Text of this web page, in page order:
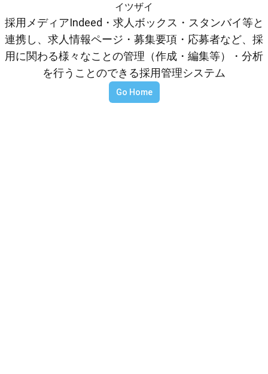
イツザイ
採用メディアIndeed・求人ボックス・スタンバイ等と
連携し、求人情報ページ・募集要項・応募者など、採
用に関わる様々なことの管理（作成・編集等）・分析
を行うことのできる採用管理システム
Go Home